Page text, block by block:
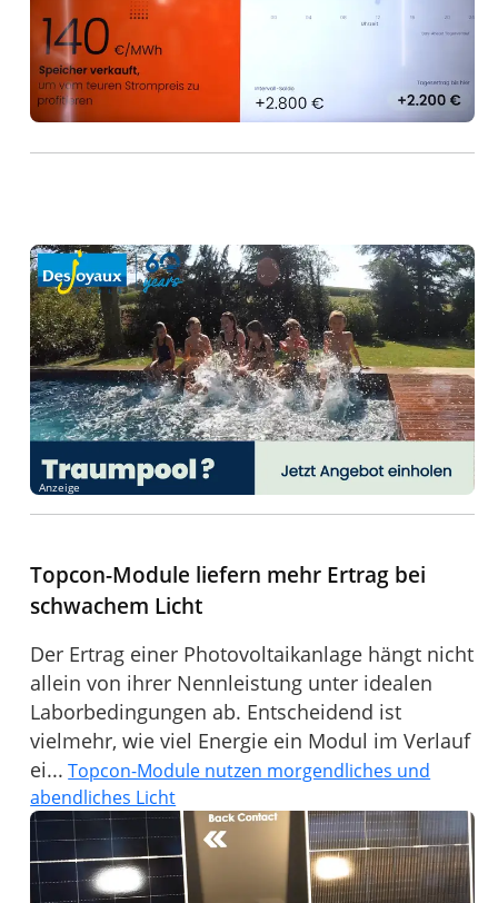
Anzeige
Topcon-Module liefern mehr Ertrag bei
schwachem Licht
Der Ertrag einer Photovoltaikanlage hängt nicht
allein von ihrer Nennleistung unter idealen
Laborbedingungen ab. Entscheidend ist
vielmehr, wie viel Energie ein Modul im Verlauf
ei... Topcon-Module nutzen morgendliches und
abendliches Licht